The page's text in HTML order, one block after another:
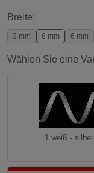
Breite:
3 mm 6 mm 6 mm
Wählen Sie eine
1 weiß - silber